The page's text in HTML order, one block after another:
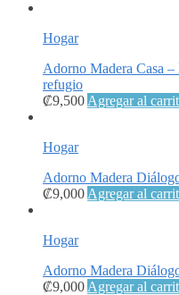
Hogar
Adorno Madera Casa –
refugio
₡9,500 Agregar al
Hogar
Adorno Madera
₡9,000 Agregar al
Hogar
Adorno Madera
₡9,000 Agregar al